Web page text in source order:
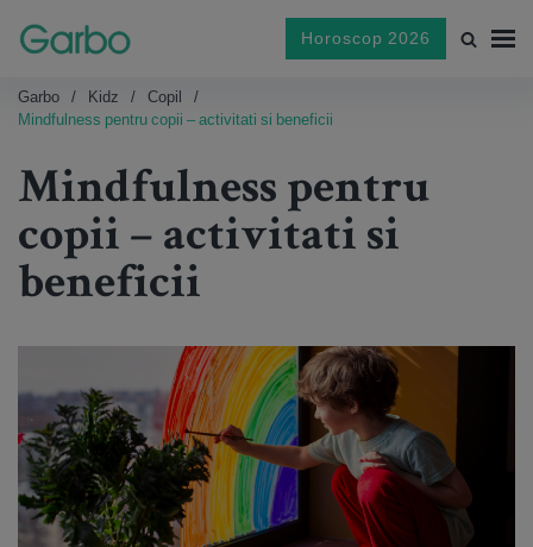
Horoscop 2026
Garbo Kidz
Copil
Mindfulness pentru copii – activitati si beneficii
Mindfulness pentru
copii – activitati si
beneficii